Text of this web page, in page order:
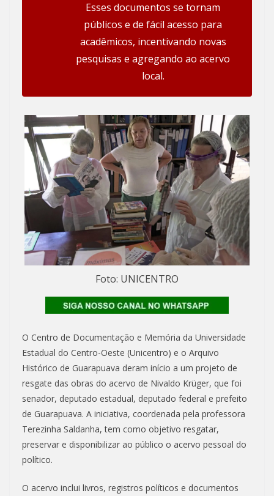
Esses documentos se tornam
públicos e de fácil acesso para
acadêmicos, incentivando novas
pesquisas e agregando ao acervo
local.
Foto: UNICENTRO
O Centro de Documentação e Memória da Universidade
Estadual do Centro-Oeste (Unicentro) e o Arquivo
Histórico de Guarapuava deram início a um projeto de
resgate das obras do acervo de Nivaldo Krüger, que foi
senador, deputado estadual, deputado federal e prefeito
de Guarapuava. A iniciativa, coordenada pela professora
Terezinha Saldanha, tem como objetivo resgatar,
preservar e disponibilizar ao público o acervo pessoal do
político.
O acervo inclui livros, registros políticos e documentos